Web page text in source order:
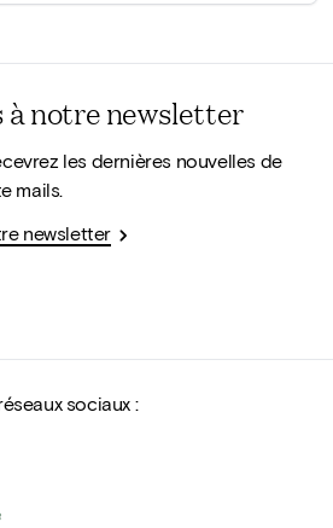
à notre newsletter
les dernières nouvelles de
mails.
newsletter
sociaux :